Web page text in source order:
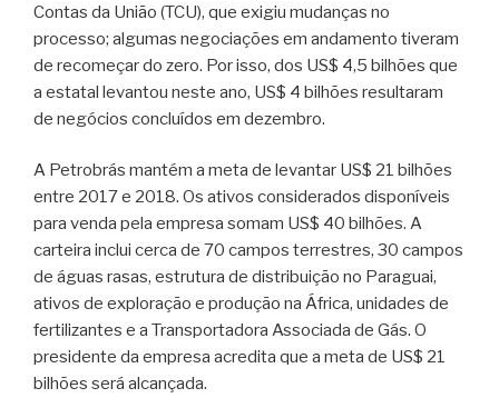
Contas da União (TCU), que exigiu mudanças no
processo; algumas negociações em andamento tiveram
de recomeçar do zero. Por isso, dos US$ 4,5 bilhões que
a estatal levantou neste ano, US$ 4 bilhões resultaram
de negócios concluídos em dezembro.
A Petrobrás mantém a meta de levantar US$ 21 bilhões
entre 2017 e 2018. Os ativos considerados disponíveis
para venda pela empresa somam US$ 40 bilhões. A
carteira inclui cerca de 70 campos terrestres, 30 campos
de águas rasas, estrutura de distribuição no Paraguai,
ativos de exploração e produção na África, unidades de
fertilizantes e a Transportadora Associada de Gás. O
presidente da empresa acredita que a meta de US$ 21
bilhões será alcançada.